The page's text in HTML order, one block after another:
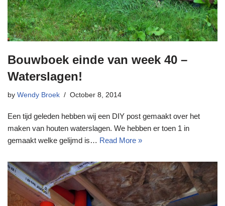
Bouwboek einde van week 40 –
Waterslagen!
by Wendy Broek October 8, 2014
Een tijd geleden hebben wij een DIY post gemaakt over het
maken van houten waterslagen. We hebben er toen 1 in
gemaakt welke gelijmd is… Read More »